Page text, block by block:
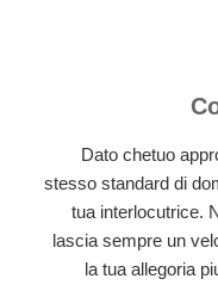
Dato chetuo
stesso standard di
tua interlocutrice.
lascia sempre un
la tua allegoria